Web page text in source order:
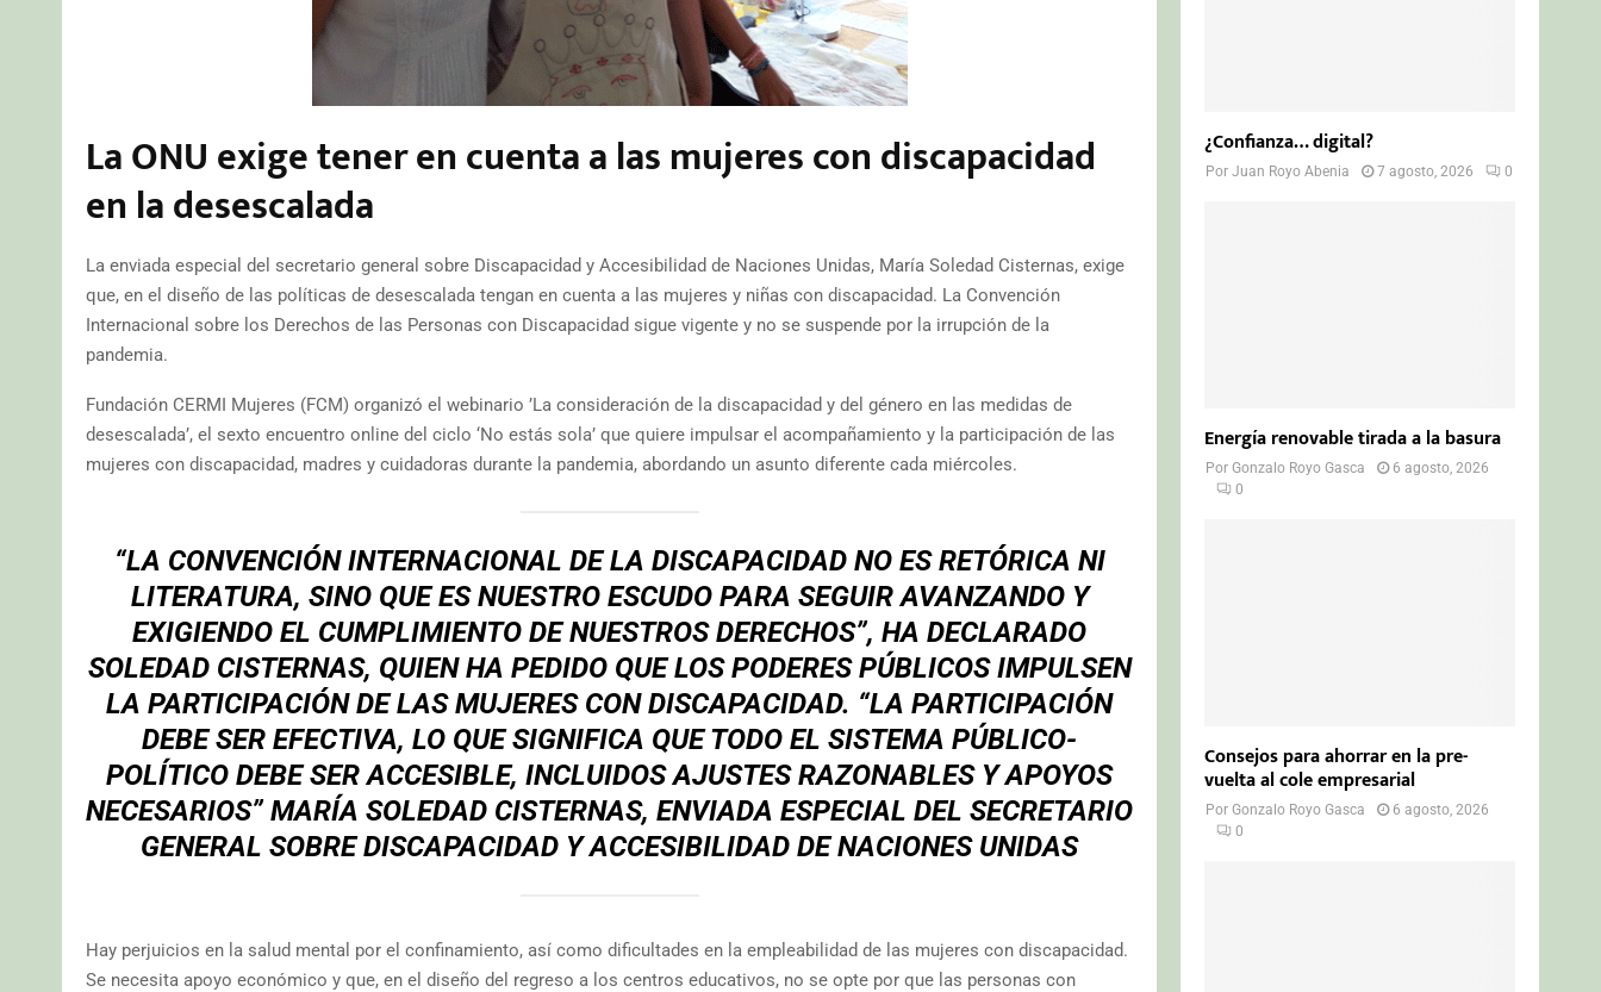
La ONU exige tener en cuenta a las mujeres con discapacidad
en la desescalada
La enviada especial del secretario general sobre Discapacidad y Accesibilidad de Naciones Unidas, María Soledad Cisternas, exige
que, en el diseño de las políticas de desescalada tengan en cuenta a las mujeres y niñas con discapacidad. La Convención
Internacional sobre los Derechos de las Personas con Discapacidad sigue vigente y no se suspende por la irrupción de la
pandemia.
Fundación CERMI Mujeres (FCM) organizó el webinario ’La consideración de la discapacidad y del género en las medidas de
desescalada’, el sexto encuentro online del ciclo ‘No estás sola’ que quiere impulsar el acompañamiento y la participación de las
mujeres con discapacidad, madres y cuidadoras durante la pandemia, abordando un asunto diferente cada miércoles.
“LA CONVENCIÓN INTERNACIONAL DE LA DISCAPACIDAD NO ES RETÓRICA NI
LITERATURA, SINO QUE ES NUESTRO ESCUDO PARA SEGUIR AVANZANDO Y
EXIGIENDO EL CUMPLIMIENTO DE NUESTROS DERECHOS”, HA DECLARADO
SOLEDAD CISTERNAS, QUIEN HA PEDIDO QUE LOS PODERES PÚBLICOS IMPULSEN
LA PARTICIPACIÓN DE LAS MUJERES CON DISCAPACIDAD. “LA PARTICIPACIÓN
DEBE SER EFECTIVA, LO QUE SIGNIFICA QUE TODO EL SISTEMA PÚBLICO-
POLÍTICO DEBE SER ACCESIBLE, INCLUIDOS AJUSTES RAZONABLES Y APOYOS
NECESARIOS” MARÍA SOLEDAD CISTERNAS, ENVIADA ESPECIAL DEL SECRETARIO
GENERAL SOBRE DISCAPACIDAD Y ACCESIBILIDAD DE NACIONES UNIDAS
Hay perjuicios en la salud mental por el confinamiento, así como dificultades en la empleabilidad de las mujeres con discapacidad.
Se necesita apoyo económico y que, en el diseño del regreso a los centros educativos, no se opte por que las personas con
¿Confianza… digital?
PorJuan Royo Abenia 7 agosto, 2026 0
Energía renovable tirada a la basura
PorGonzalo Royo Gasca
6 agosto, 2026
0
Consejos para ahorrar en la pre-
vuelta al cole empresarial
PorGonzalo Royo Gasca
6 agosto, 2026
0